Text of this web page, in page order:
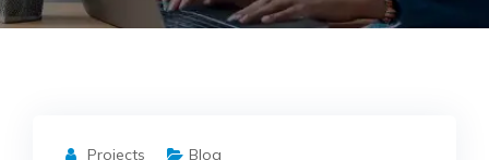
Projects Blog